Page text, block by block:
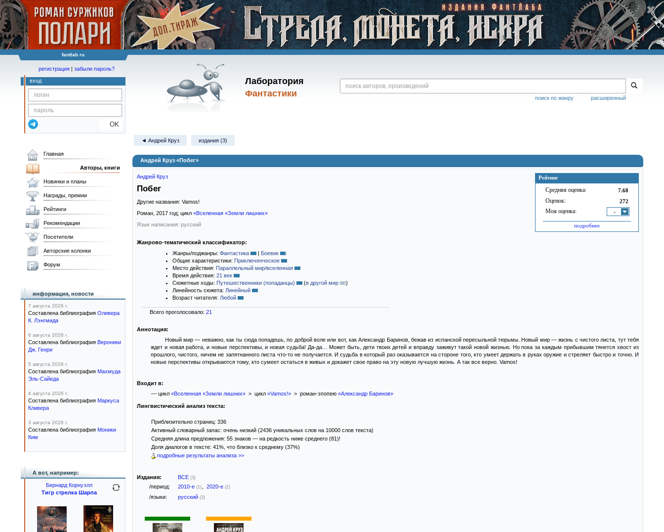
fantlab ru
Лаборатория
Фантастики
расширенный
поиск по жанру
регистрация | забыли пароль?
вход
OK
◄ Андрей Круз издания (3)
Андрей Круз «Побег»
Рейтинг
Средняя оценка: 7.68
Оценок: 272
Моя оценка: -
подробнее
Андрей Круз
Побег
Другие названия: Vamos!
Роман, 2017 год; цикл «Вселенная «Земли лишних»
Язык написания: русский
Жанрово-тематический классификатор:
Жанры/поджанры: Фантастика | Боевик
Общие характеристики: Приключенческое
Место действия: Параллельный мир/вселенная
Время действия: 21 век
Сюжетные ходы: Путешественники (попаданцы) (в другой мир
)
Линейность сюжета: Линейный
Возраст читателя: Любой
Всего проголосовало: 21
Аннотация:
Новый мир — ​неважно, как ты сюда попадешь, по доброй воле или вот, как Александр Баринов, бежав из испанской пересыльной тюрьмы. Новый мир — ​жизнь с чистого листа, тут тебя
ждет и новая работа, и новые перспективы, и новая судьба! Да-да… Может быть, дети твоих детей и вправду заживут такой новой жизнью. Но пока за каждым прибывшим тянется хвост из
прошлого, чистого, ничем не запятнанного листа что-то не получается. И судьба в который раз оказывается на стороне того, кто умеет держать в руках оружие и стреляет быстро и точно. И
новые перспективы открываются тому, кто сумеет остаться в живых и докажет свое право на эту новую лучшую жизнь. А так все верно. Vamos!
Входит в:
— цикл «Вселенная «Земли лишних»> цикл «Vamos!»> роман-эпопею «Александр Баринов»
Лингвистический анализ текста:
Приблизительно страниц: 336
Активный словарный запас: очень низкий (2436 уникальных слов на 10000 слов текста)
Средняя длина предложения: 55 знаков — на редкость ниже среднего (81)!
Доля диалогов в тексте: 41%, что близко к среднему (37%)
подробные результаты анализа >>
Издания: ВСЕ (3)
/период: 2010-е (1) 2020-е (2)
/языки: русский (3)
Главная
Авторы, книги
Новинки и планы
Награды, премии
Рейтинги
Рекомендации
Посетители
Авторские колонки
Форум
информация, новости
7 августа 2026 г.
Составлена библиография Оливера
К. Лэнгмида
6 августа 2026 г.
Составлена библиография Вероники
Дж. Генри
5 августа 2026 г.
Составлена библиография Махмуда
Эль-Сайеда
4 августа 2026 г.
Составлена библиография Маркуса
Кливера
3 августа 2026 г.
Составлена библиография Моники
Ким
А вот, например:
Бернард Корнуэлл
Тигр стрелка Шарпа